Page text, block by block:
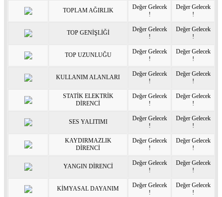
TOPLAM AĞIRLIK
Değer Gelecek
!
Değer Gelecek
!
TOP GENİŞLİĞİ
Değer Gelecek
!
Değer Gelecek
!
TOP UZUNLUĞU
Değer Gelecek
!
Değer Gelecek
!
KULLANIM ALANLARI
Değer Gelecek
!
Değer Gelecek
!
STATİK ELEKTRİK
DİRENCİ
Değer Gelecek
!
Değer Gelecek
!
SES YALITIMI
Değer Gelecek
!
Değer Gelecek
!
KAYDIRMAZLIK
DİRENCİ
Değer Gelecek
!
Değer Gelecek
!
YANGIN DİRENCİ
Değer Gelecek
!
Değer Gelecek
!
KİMYASAL DAYANIM
Değer Gelecek
!
Değer Gelecek
!